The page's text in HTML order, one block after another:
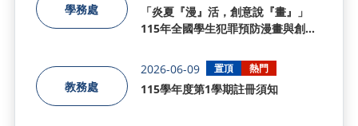
學務處
「炎夏『漫』活，創意說『畫』」
115年全國學生犯罪預防漫畫與創意
教務處
2026-06-09 置頂 熱門
115學年度第1學期註冊須知